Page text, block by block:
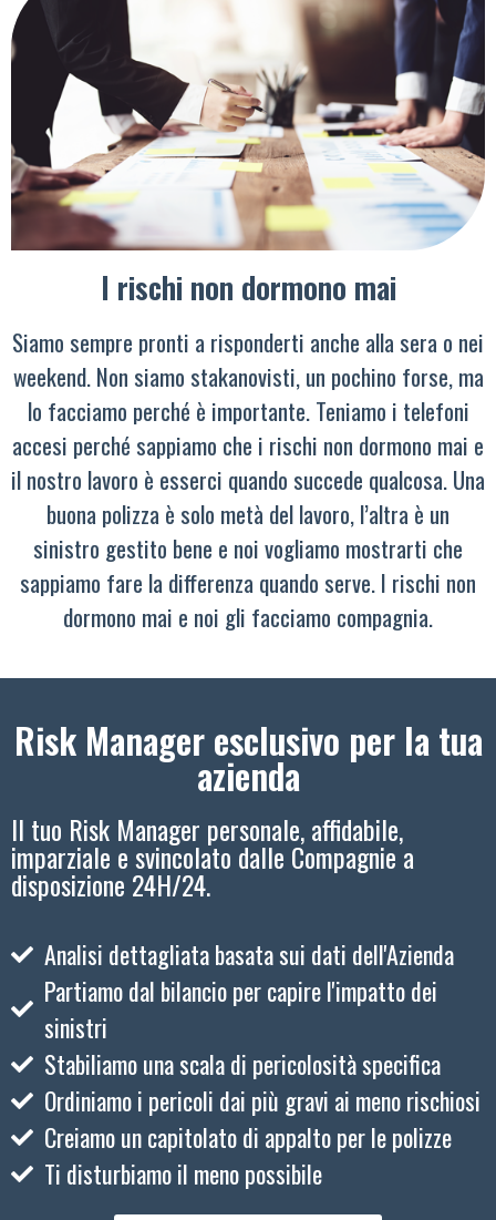
I rischi non dormono mai
Siamo sempre pronti a risponderti anche alla sera o nei
weekend. Non siamo stakanovisti, un pochino forse, ma
lo facciamo perché è importante. Teniamo i telefoni
accesi perché sappiamo che i rischi non dormono mai e
il nostro lavoro è esserci quando succede qualcosa. Una
buona polizza è solo metà del lavoro, l’altra è un
sinistro gestito bene e noi vogliamo mostrarti che
sappiamo fare la differenza quando serve. I rischi non
dormono mai e noi gli facciamo compagnia.
Risk Manager esclusivo per la tua
azienda
Il tuo Risk Manager personale, affidabile,
imparziale e svincolato dalle Compagnie a
disposizione 24H/24.
Analisi dettagliata basata sui dati dell'Azienda
Partiamo dal bilancio per capire l'impatto dei
sinistri
Stabiliamo una scala di pericolosità specifica
Ordiniamo i pericoli dai più gravi ai meno rischiosi
Creiamo un capitolato di appalto per le polizze
Ti disturbiamo il meno possibile